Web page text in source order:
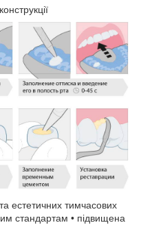
естетичних тимчасових
стандартам • підвищена